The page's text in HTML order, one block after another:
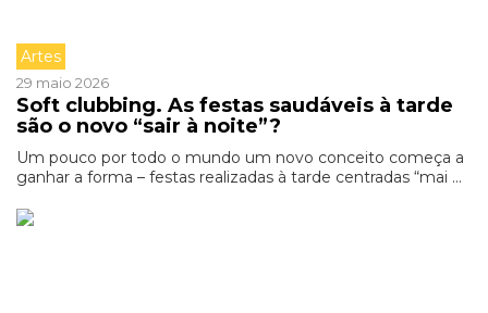
Artes
29 maio 2026
Soft clubbing. As festas saudáveis à tarde
são o novo “sair à noite”?
Um pouco por todo o mundo um novo conceito começa a
ganhar a forma – festas realizadas à tarde centradas “mai ...